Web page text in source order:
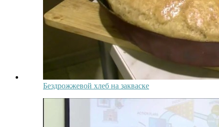
Бездрожжевой хлеб на закваске